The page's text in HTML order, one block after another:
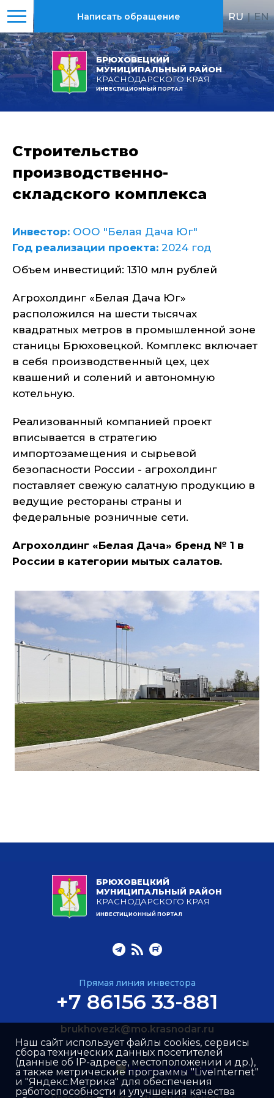
БРЮХОВЕЦКИЙ
МУНИЦИПАЛЬНЫЙ РАЙОН
КРАСНОДАРСКОГО КРАЯ
ИНВЕСТИЦИОННЫЙ ПОРТАЛ
Написать обращение RU | EN
Строительство
производственно-
складского комплекса
Инвестор: ООО "Белая Дача Юг"
Год реализации проекта: 2024 год
Объем инвестиций: 1310 млн рублей
Агрохолдинг «Белая Дача Юг»
расположился на шести тысячах
квадратных метров в промышленной зоне
станицы Брюховецкой. Комплекс включает
в себя производственный цех, цех
квашений и солений и автономную
котельную.
Реализованный компанией проект
вписывается в стратегию
импортозамещения и сырьевой
безопасности России - агрохолдинг
поставляет свежую салатную продукцию в
ведущие рестораны страны и
федеральные розничные сети.
Агрохолдинг «Белая Дача» бренд № 1 в
России в категории мытых салатов.
БРЮХОВЕЦКИЙ
МУНИЦИПАЛЬНЫЙ РАЙОН
КРАСНОДАРСКОГО КРАЯ
ИНВЕСТИЦИОННЫЙ ПОРТАЛ
Прямая линия инвестора
+7 86156 33-881
brukhovezk@mo.krasnodar.ru
Наш сайт использует файлы cookies, сервисы
сбора технических данных посетителей
(данные об IP-адресе, местоположении и др.),
а также метрические программы "LiveInternet"
и "Яндекс.Метрика" для обеспечения
работоспособности и улучшения качества